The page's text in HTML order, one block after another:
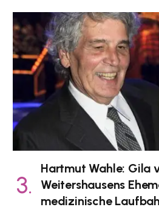
Hartmut Wahle: Gila
Weitershausens
medizinische